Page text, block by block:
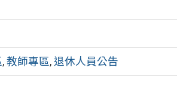
, 教師專區, 退休人員公告